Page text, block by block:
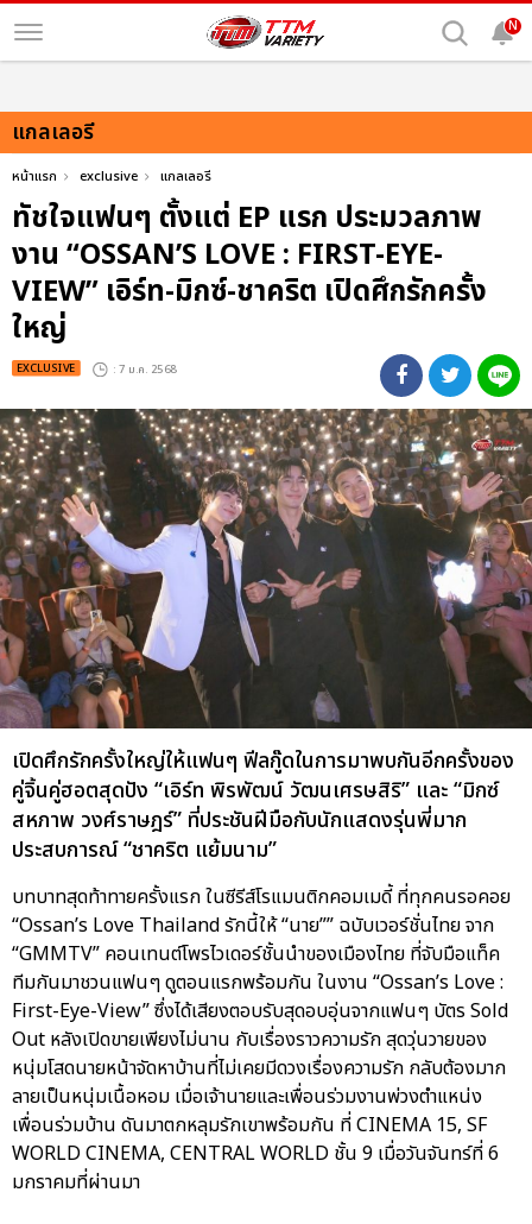
N
แกลเลอรี
หน้าแรก exclusive แกลเลอรี
ทัชใจแฟนๆ ตั้งแต่ EP แรก ประมวลภาพ
งาน “OSSAN’S LOVE : FIRST-EYE-
VIEW” เอิร์ท-มิกซ์-ชาคริต เปิดศึกรักครั้ง
ใหญ่
EXCLUSIVE : 7 ม.ค. 2568
เปิดศึกรักครั้งใหญ่ให้แฟนๆ ฟีลกู๊ดในการมาพบกันอีกครั้งของ
คู่จิ้นคู่ฮอตสุดปัง “เอิร์ท พิรพัฒน์ วัฒนเศรษสิริ” และ “มิกซ์
สหภาพ วงศ์ราษฎร์” ที่ประชันฝีมือกับนักแสดงรุ่นพี่มาก
ประสบการณ์ “ชาคริต แย้มนาม”
บทบาทสุดท้าทายครั้งแรก ในซีรีส์โรแมนติกคอมเมดี้ ที่ทุกคนรอคอย
“Ossan’s Love Thailand รักนี้ให้ “นาย”” ฉบับเวอร์ชั่นไทย จาก
“GMMTV” คอนเทนต์โพรไวเดอร์ชั้นนำของเมืองไทย ที่จับมือแท็ค
ทีมกันมาชวนแฟนๆ ดูตอนแรกพร้อมกัน ในงาน “Ossan’s Love :
First-Eye-View” ซึ่งได้เสียงตอบรับสุดอบอุ่นจากแฟนๆ บัตร Sold
Out หลังเปิดขายเพียงไม่นาน กับเรื่องราวความรัก สุดวุ่นวายของ
หนุ่มโสดนายหน้าจัดหาบ้านที่ไม่เคยมีดวงเรื่องความรัก กลับต้องมาก
ลายเป็นหนุ่มเนื้อหอม เมื่อเจ้านายและเพื่อนร่วมงานพ่วงตำแหน่ง
เพื่อนร่วมบ้าน ดันมาตกหลุมรักเขาพร้อมกัน ที่ CINEMA 15, SF
WORLD CINEMA, CENTRAL WORLD ชั้น 9 เมื่อวันจันทร์ที่ 6
มกราคมที่ผ่านมา